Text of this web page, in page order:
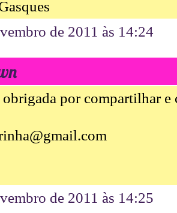
de 2011 às 14:24
por compartilhar e
de 2011 às 14:25